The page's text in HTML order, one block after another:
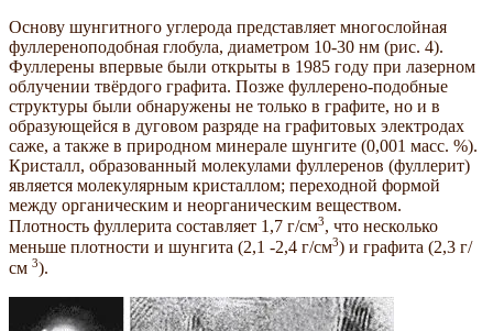
Основу шунгитного углерода представляет многослойная
фуллереноподобная глобула, диаметром 10-30 нм (рис. 4).
Фуллерены впервые были открыты в 1985 году при лазерном
облучении твёрдого графита. Позже фуллерено-подобные
структуры были обнаружены не только в графите, но и в
образующейся в дуговом разряде на графитовых электродах
саже, а также в природном минерале шунгите (0,001 масс. %).
Кристалл, образованный молекулами фуллеренов (фуллерит)
является молекулярным кристаллом; переходной формой
между органическим и неорганическим веществом.
Плотность фуллерита составляет 1,7 г/см3, что несколько
меньше плотности и шунгита (2,1 -2,4 г/см3) и графита (2,3 г/
см 3).